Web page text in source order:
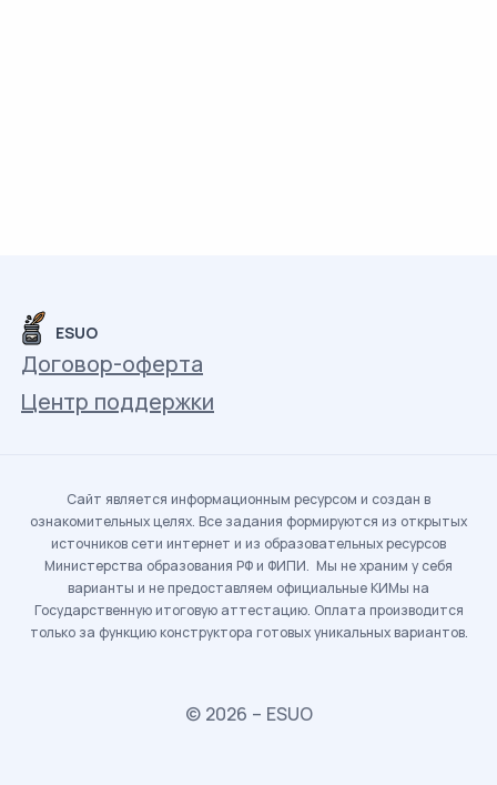
ESUO
Договор-оферта
Центр поддержки
Сайт является информационным ресурсом и создан в
ознакомительных целях. Все задания формируются из открытых
источников сети интернет и из образовательных ресурсов
Министерства образования РФ и ФИПИ. Мы не храним у себя
варианты и не предоставляем официальные КИМы на
Государственную итоговую аттестацию. Оплата производится
только за функцию конструктора готовых уникальных вариантов.
© 2026 – ESUO